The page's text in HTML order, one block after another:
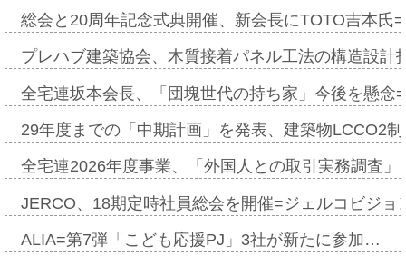
総会と20周年記念式典開催、新会長にTOTO吉本氏
プレハブ建築協会、木質接着パネル工法の構造設
全宅連坂本会長、「団塊世代の持ち家」今後を懸
29年度までの「中期計画」を発表、建築物LCCO2
全宅連2026年度事業、「外国人との取引実務調査
JERCO、18期定時社員総会を開催=ジェルコビジ
ALIA=第7弾「こども応援PJ」3社が新たに参加…